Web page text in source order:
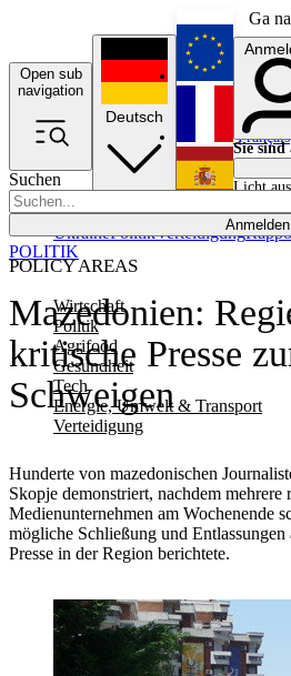
Ga
Open sub
navigation
Suchen
Anmelden
POLICY AREAS
Wirtschaft
Politik
Agrifood
Gesundheit
Tech
Energie, Umwelt & Transport
Verteidigung
UkrainePolitikVerteidigung
Deutsch
English
Français
Sie sind
Licht aus
Mazedonien:
kritische Presse
Schweigen
Hunderte von mazedonischen
Skopje demonstriert, nachdem mehrere
Medienunternehmen am Wochenende
mögliche Schließung und
Presse in der Region berichtete.
POLITIK